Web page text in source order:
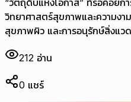
วิทยาศาสตร์สุขภาพและความง
สุขภาพผิว และการอนุรักษ์สิ่งแว
212 อ่าน
0 แชร์